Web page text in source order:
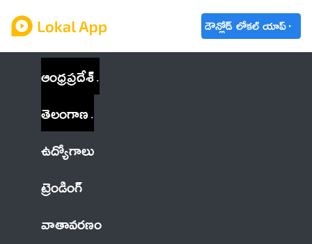
డౌన్లోడ్ లోకల్ యాప్
ఆంధ్రప్రదేశ్
తెలంగాణ
ఉద్యోగాలు
ట్రెండింగ్
వాతావరణం